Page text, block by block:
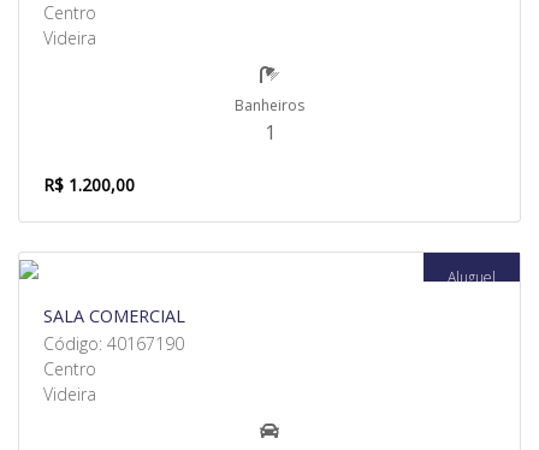
Centro
Videira
Banheiros
1
R$ 1.200,00
Aluguel
SALA COMERCIAL
Código: 40167190
Centro
Videira